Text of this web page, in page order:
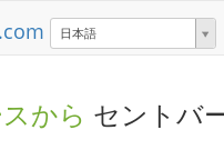
日本語
から セントバ